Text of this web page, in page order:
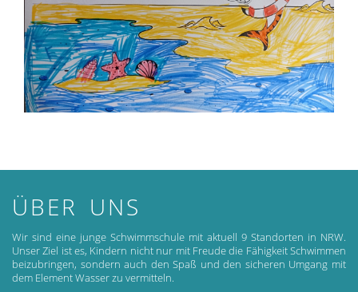
ÜBER UNS
Wir sind eine junge Schwimmschule mit aktuell 9 Standorten in NRW.
Unser Ziel ist es, Kindern nicht nur mit Freude die Fähigkeit Schwimmen
beizubringen, sondern auch den Spaß und den sicheren Umgang mit
dem Element Wasser zu vermitteln.